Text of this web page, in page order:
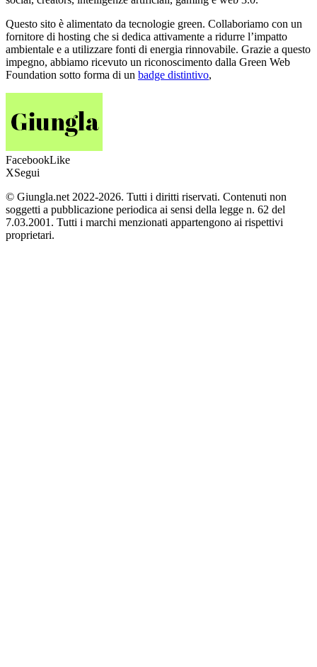
Questo sito è alimentato da tecnologie green. Collaboriamo con un
fornitore di hosting che si dedica attivamente a ridurre l’impatto
ambientale e a utilizzare fonti di energia rinnovabile. Grazie a questo
impegno, abbiamo ricevuto un riconoscimento dalla Green Web
Foundation sotto forma di un badge distintivo,
FacebookLike
XSegui
© Giungla.net 2022-2026. Tutti i diritti riservati. Contenuti non
soggetti a pubblicazione periodica ai sensi della legge n. 62 del
7.03.2001. Tutti i marchi menzionati appartengono ai rispettivi
proprietari.